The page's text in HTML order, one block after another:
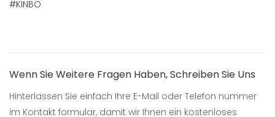
#KINBO
Wenn Sie Weitere Fragen Haben, Schreiben Sie Uns
Hinterlassen Sie einfach Ihre E-Mail oder Telefon nummer
im Kontakt formular, damit wir Ihnen ein kostenloses